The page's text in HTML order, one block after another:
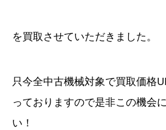
を買取させていただきました。
只今全中古機械対象で買取価格
っておりますので是非この機会
い！